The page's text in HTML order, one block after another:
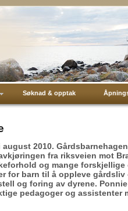
Søknad & opptak
august 2010.
fra riksveien mot
og mange
for barn til å oppleve
og foring av dyrene.
pedagoger og assistenter